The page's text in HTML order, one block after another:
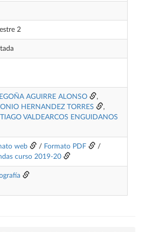
2
AGUIRRE ALONSO
,
HERNANDEZ TORRES
,
VALDEARCOS ENGUIDANOS
web / Formato PDF
/
curso 2019-20